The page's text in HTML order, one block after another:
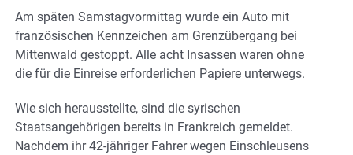
Am späten Samstagvormittag wurde ein Auto mit
französischen Kennzeichen am Grenzübergang bei
Mittenwald gestoppt. Alle acht Insassen waren ohne
die für die Einreise erforderlichen Papiere unterwegs.
Wie sich herausstellte, sind die syrischen
Staatsangehörigen bereits in Frankreich gemeldet.
Nachdem ihr 42-jähriger Fahrer wegen Einschleusens